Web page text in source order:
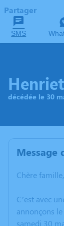
Partager
SMS
décédée le 30
Message
Chère
C’est avec
annonçons
samedi 30